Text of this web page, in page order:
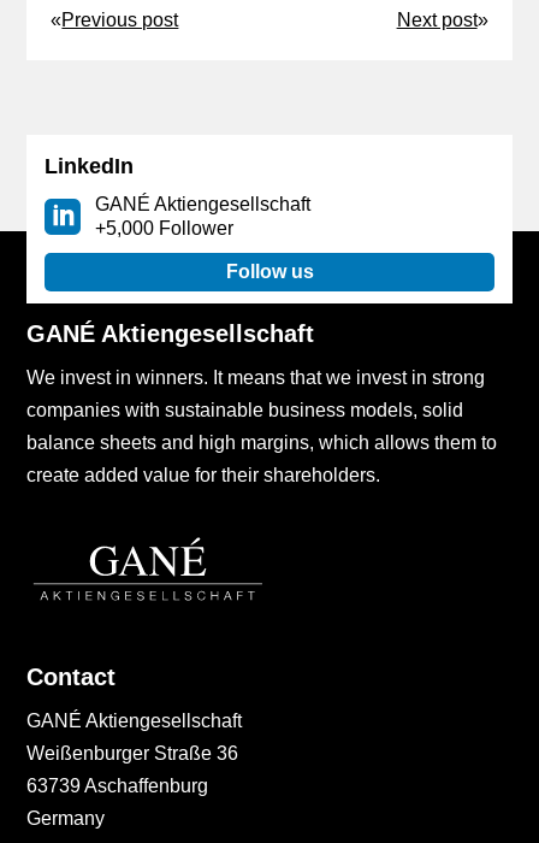
«Previous post Next post»
LinkedIn
GANÉ Aktiengesellschaft
+5,000 Follower
Follow us
GANÉ Aktiengesellschaft
We invest in winners. It means that we invest in strong
companies with sustainable business models, solid
balance sheets and high margins, which allows them to
create added value for their shareholders.
Contact
GANÉ Aktiengesellschaft
Weißenburger Straße 36
63739 Aschaffenburg
Germany